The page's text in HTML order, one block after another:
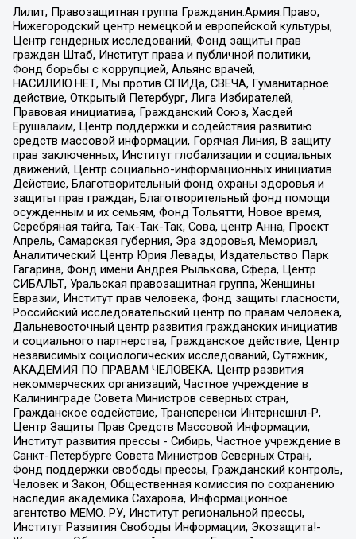
Лилит, Правозащитная группа Гражданин.Армия.Право,
Нижегородский центр немецкой и европейской культуры,
Центр гендерных исследований, Фонд защиты прав
граждан Штаб, Институт права и публичной политики,
Фонд борьбы с коррупцией, Альянс врачей,
НАСИЛИЮ.НЕТ, Мы против СПИДа, СВЕЧА, Гуманитарное
действие, Открытый Петербург, Лига Избирателей,
Правовая инициатива, Гражданский Союз, Хасдей
Ерушалаим, Центр поддержки и содействия развитию
средств массовой информации, Горячая Линия, В защиту
прав заключенных, Институт глобализации и социальных
движений, Центр социально-информационных инициатив
Действие, Благотворительный фонд охраны здоровья и
защиты прав граждан, Благотворительный фонд помощи
осужденным и их семьям, Фонд Тольятти, Новое время,
Серебряная тайга, Так-Так-Так, Сова, центр Анна, Проект
Апрель, Самарская губерния, Эра здоровья, Мемориал,
Аналитический Центр Юрия Левады, Издательство Парк
Гагарина, Фонд имени Андрея Рылькова, Сфера, Центр
СИБАЛЬТ, Уральская правозащитная группа, Женщины
Евразии, Институт прав человека, Фонд защиты гласности,
Российский исследовательский центр по правам человека,
Дальневосточный центр развития гражданских инициатив
и социального партнерства, Гражданское действие, Центр
независимых социологических исследований, Сутяжник,
АКАДЕМИЯ ПО ПРАВАМ ЧЕЛОВЕКА, Центр развития
некоммерческих организаций, Частное учреждение в
Калининграде Совета Министров северных стран,
Гражданское содействие, Трансперенси Интернешнл-Р,
Центр Защиты Прав Средств Массовой Информации,
Институт развития прессы - Сибирь, Частное учреждение в
Санкт-Петербурге Совета Министров Северных Стран,
Фонд поддержки свободы прессы, Гражданский контроль,
Человек и Закон, Общественная комиссия по сохранению
наследия академика Сахарова, Информационное
агентство МЕМО. РУ, Институт региональной прессы,
Институт Развития Свободы Информации, Экозащита!-